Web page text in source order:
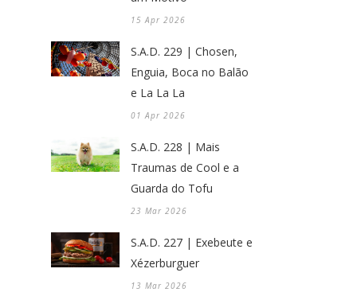
15 Apr 2026
S.A.D. 229 | Chosen,
Enguia, Boca no Balão
e La La La
01 Apr 2026
S.A.D. 228 | Mais
Traumas de Cool e a
Guarda do Tofu
23 Mar 2026
S.A.D. 227 | Exebeute e
Xézerburguer
13 Mar 2026